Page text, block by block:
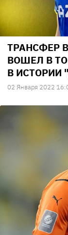
ТРАНСФЕР
ВОШЕЛ В
В ИСТОРИИ
02 Января 2022